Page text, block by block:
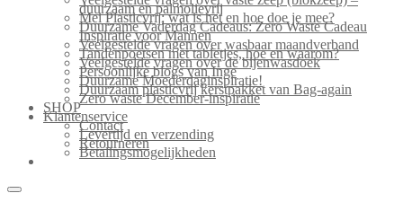
duurzaam en palmolievrij
Mei Plasticvrij: wat is het en hoe doe je mee?
Duurzame Vaderdag Cadeaus: Zero Waste Cadeau
Inspiratie voor Mannen
Veelgestelde vragen over wasbaar maandverband
Tandenpoetsen met tabletjes, hoe en waarom?
Veelgestelde vragen over de bijenwasdoek
Persoonlijke blogs van Inge
Duurzame Moederdaginspiratie!
Duurzaam plasticvrij kerstpakket van Bag-again
Zero waste December-inspiratie
SHOP
Klantenservice
Contact
Levertijd en verzending
Retourneren
Betalingsmogelijkheden